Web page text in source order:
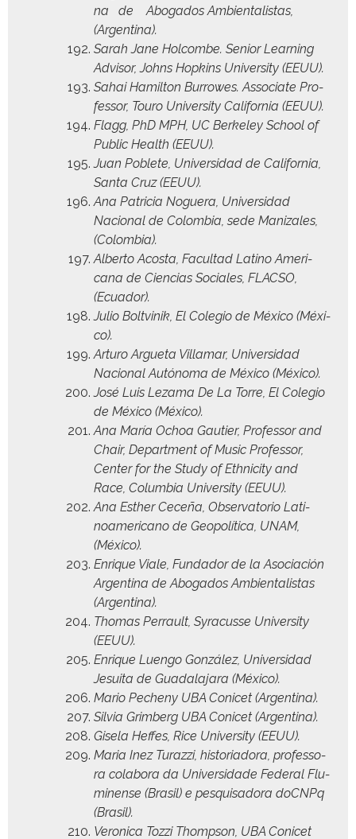
na de Abo­ga­dos Ambi­en­tal­is­tas,
(Argenti­na).
Sarah Jane Hol­combe. Senior Learn­ing
Advi­sor, Johns Hop­kins Uni­ver­si­ty (EEUU).
Sahai Hamil­ton Bur­rowes. Asso­ciate Pro­
fes­sor, Touro Uni­ver­si­ty Cal­i­for­nia (EEUU).
Flagg, PhD MPH, UC Berke­ley School of
Pub­lic Health (EEUU).
Juan Poblete, Uni­ver­si­dad de Cal­i­for­nia,
San­ta Cruz (EEUU).
Ana Patri­cia Noguera, Uni­ver­si­dad
Nacional de Colom­bia, sede Man­iza­les,
(Colom­bia).
Alber­to Acos­ta, Fac­ul­tad Lati­no Amer­i­
cana de Cien­cias Sociales, FLACSO,
(Ecuador).
Julio Boltvinik, El Cole­gio de Méx­i­co (Méx­i­
co).
Arturo Argue­ta Vil­la­mar, Uni­ver­si­dad
Nacional Autóno­ma de Méx­i­co (Méx­i­co).
José Luis Leza­ma De La Torre, El Cole­gio
de Méx­i­co (Méx­i­co).
Ana María Ochoa Gau­ti­er, Pro­fes­sor and
Chair, Depart­ment of Music Pro­fes­sor,
Cen­ter for the Study of Eth­nic­i­ty and
Race, Colum­bia Uni­ver­si­ty (EEUU).
Ana Esther Ceceña, Obser­va­to­rio Lati­
noamer­i­cano de Geopolíti­ca, UNAM,
(Méx­i­co).
Enrique Viale, Fun­dador de la Aso­ciación
Argenti­na de Abo­ga­dos Ambi­en­tal­is­tas
(Argenti­na).
Thomas Per­rault, Syra­cusse Uni­ver­si­ty
(EEUU).
Enrique Luen­go González, Uni­ver­si­dad
Jesui­ta de Guadala­jara (Méx­i­co).
Mario Peche­ny UBA Con­icet (Argenti­na).
Sil­via Grim­berg UBA Con­icet (Argenti­na).
Gisela Heffes, Rice Uni­ver­si­ty (EEUU).
Maria Inez Turazzi, his­to­ri­ado­ra, pro­fes­so­
ra colab­o­ra da Uni­ver­si­dade Fed­er­al Flu­
mi­nense (Brasil) e pesquisado­ra doC­N­Pq
(Brasil).
Veron­i­ca Tozzi Thomp­son, UBA Con­icet